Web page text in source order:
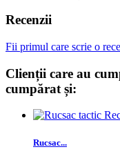
Recenzii
Fii primul care scrie o
Clienții care au
cumpărat și:
Rucsac...